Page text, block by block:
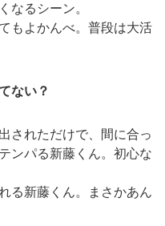
るシーン。
もよかんべ。普段は大活
ない？
されただけで、間に合っ
ンパる新藤くん。初心な
る新藤くん。まさかあん